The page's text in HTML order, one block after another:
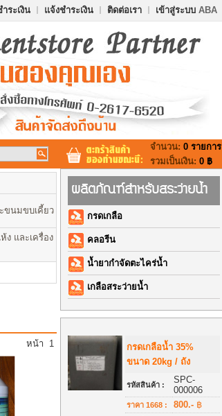
ระเงิน แจ้งชำระเงิน ติดต่อเรา เข้าสู่ระบบ ABA
จำนวน: 0 รายการ
รวมเป็นเงิน: 0 ฿
ขนมขบเคี้ยว
ง และเครื่อง
หน้า 1
ผลิตภัณฑ์สำหรับสระว่ายน้ำ
กรดเกลือ
คลอรีน
น้ำยากำจัดตะไคร่น้ำ
เกลือสระว่ายน้ำ
กรดเกลือน้ำ 35%
ขนาด 20kg / ถัง
รหัสสินค้า :
SPC-
000006
ราคา 1668 : 800.- ฿